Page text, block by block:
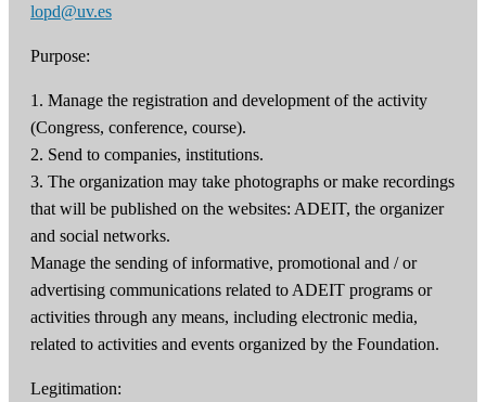
lopd@uv.es
Purpose:
1. Manage the registration and development of the activity
(Congress, conference, course).
2. Send to companies, institutions.
3. The organization may take photographs or make recordings
that will be published on the websites: ADEIT, the organizer
and social networks.
Manage the sending of informative, promotional and / or
advertising communications related to ADEIT programs or
activities through any means, including electronic media,
related to activities and events organized by the Foundation.
Legitimation: